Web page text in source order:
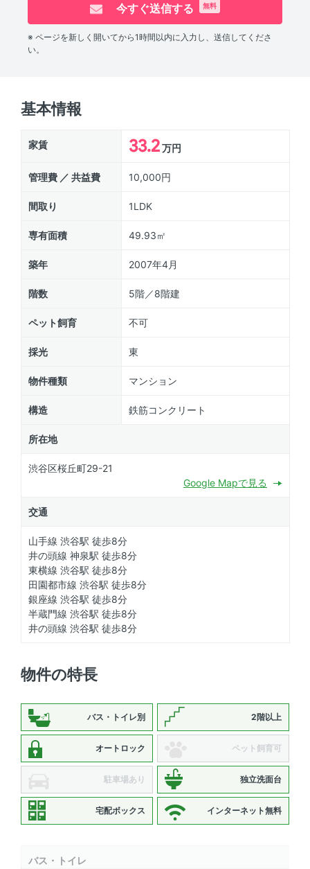
今すぐ送信する 無料
※ ページを新しく開いてから1時間以内に入力し、送信してくださ
い。
基本情報
家賃 33.2万円
管理費 ／ 共益費 10,000円
間取り 1LDK
専有面積 49.93㎡
築年 2007年4月
階数 5階／8階建
ペット飼育 不可
採光 東
物件種類 マンション
構造 鉄筋コンクリート
所在地
渋谷区桜丘町29-21
Google Mapで見る
交通
山手線 渋谷駅 徒歩8分
井の頭線 神泉駅 徒歩8分
東横線 渋谷駅 徒歩8分
田園都市線 渋谷駅 徒歩8分
銀座線 渋谷駅 徒歩8分
半蔵門線 渋谷駅 徒歩8分
井の頭線 渋谷駅 徒歩8分
物件の特長
バス・トイレ別 2階以上
オートロック ペット飼育可
駐車場あり 独立洗面台
宅配ボックス インターネット無料
バス・トイレ